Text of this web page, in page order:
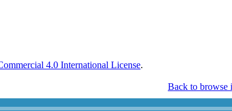
4.0 International License.
Back to browse